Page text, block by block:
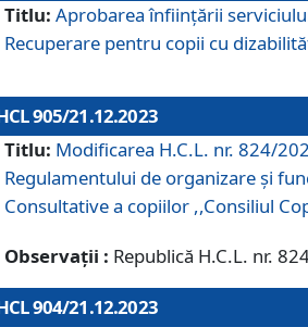
Titlu: Aprobarea înființării
Recuperare pentru copii cu
905/21.12.2023
Titlu: Modificarea H.C.L. nr. 824/
Regulamentului de organizare şi
Consultative a copiilor ,,Consiliul
Observații : Republică H.C.L. nr.
904/21.12.2023